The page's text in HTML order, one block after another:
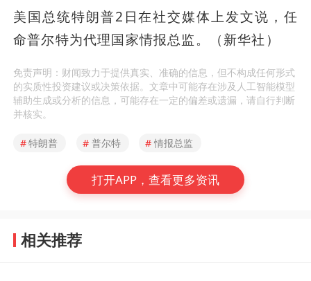
美国总统特朗普2日在社交媒体上发文说，任
命普尔特为代理国家情报总监。（新华社）
免责声明：财闻致力于提供真实、准确的信息，但不构成任何形式
的实质性投资建议或决策依据。文章中可能存在涉及人工智能模型
辅助生成或分析的信息，可能存在一定的偏差或遗漏，请自行判断
并核实。
#特朗普 # 普尔特 # 情报总监
打开APP，查看更多资讯
相关推荐